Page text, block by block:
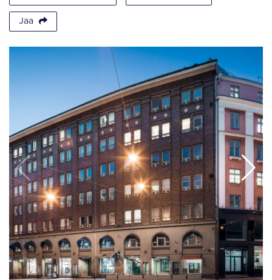
Jaa